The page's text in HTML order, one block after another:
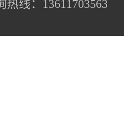
热线：13611703563